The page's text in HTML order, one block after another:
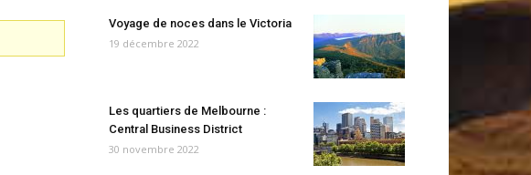
Voyage de noces dans le Victoria
19 décembre 2022
Les quartiers de Melbourne :
Central Business District
30 novembre 2022